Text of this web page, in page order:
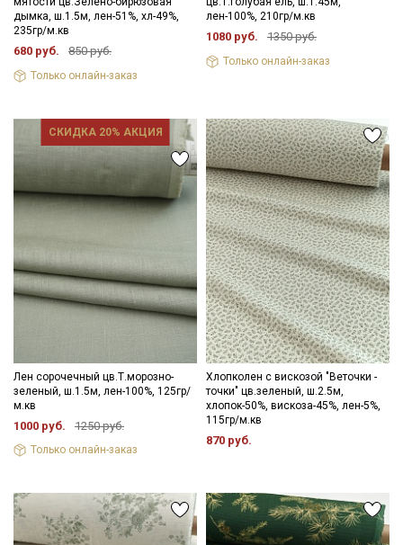
дымка, ш.1.5м, лен-51%, хл-49%,
235гр/м.кв
680 руб. 850 руб.
Только онлайн-заказ
лен-100%, 210гр/м.кв
1080 руб. 1350 руб.
Только онлайн-заказ
СКИДКА 20% АКЦИЯ
Лен сорочечный цв.Т.морозно-
зеленый, ш.1.5м, лен-100%, 125гр/
м.кв
1000 руб. 1250 руб.
Только онлайн-заказ
Хлопколен с вискозой "Веточки -
точки" цв.зеленый, ш.2.5м,
хлопок-50%, вискоза-45%, лен-5%,
115гр/м.кв
870 руб.